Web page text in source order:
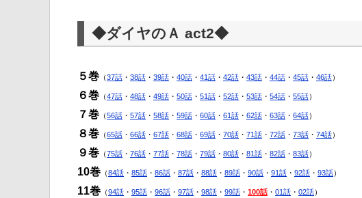
◆ダイヤのＡ act2◆
５巻 （37話 ・ 38話 ・ 39話 ・ 40話 ・ 41話 ・ 42話 ・ 43話 ・ 44話 ・ 45話 ・ 46話）
６巻 （47話 ・ 48話 ・ 49話 ・ 50話 ・ 51話 ・ 52話 ・ 53話 ・ 54話 ・ 55話）
７巻 （56話 ・ 57話 ・ 58話 ・ 59話 ・ 60話 ・ 61話 ・ 62話 ・ 63話 ・ 64話）
８巻 （65話 ・ 66話 ・ 67話 ・ 68話 ・ 69話 ・ 70話 ・ 71話 ・ 72話 ・ 73話 ・ 74話）
９巻 （75話 ・ 76話 ・ 77話 ・ 78話 ・ 79話 ・ 80話 ・ 81話 ・ 82話 ・ 83話）
10巻 （84話 ・ 85話 ・ 86話 ・ 87話 ・ 88話 ・ 89話 ・ 90話 ・ 91話 ・ 92話 ・ 93話）
11巻 （94話 ・ 95話 ・ 96話 ・ 97話 ・ 98話 ・ 99話 ・ 100話 ・ 01話 ・ 02話）